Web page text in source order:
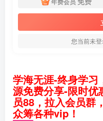
您当前未
学海无涯-终身学习
源免费分享-限时优
员88，拉入会员群
众筹各种vip！